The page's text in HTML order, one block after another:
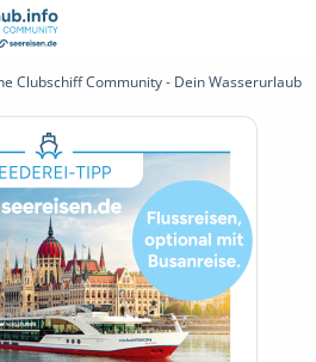
Clubschiff Community - Dein Wasserurlaub